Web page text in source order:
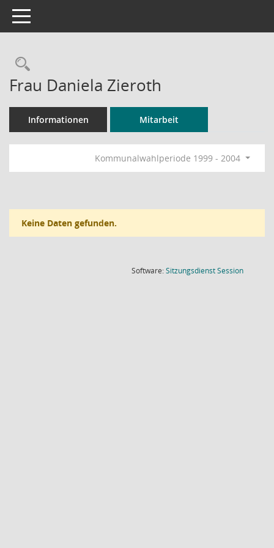
Toggle navigation
Rechercheauswahl
Frau Daniela Zieroth
Informationen Mitarbeit
Kommunalwahlperiode 1999 - 2004
Keine Daten gefunden.
Software:SitzungsdienstSession(Wird in